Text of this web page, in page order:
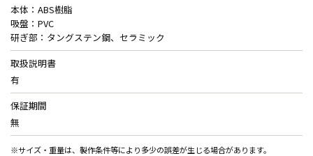
本体：ABS樹脂
吸盤：PVC
研ぎ部：タングステン鋼、セラミック
取扱説明書
有
保証期間
無
※サイズ・重量は、製作条件等により多少の誤差が生じる場合があります。